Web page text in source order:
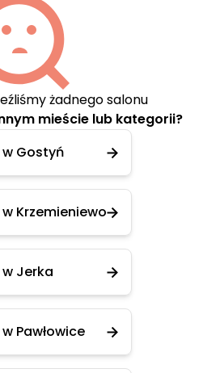
żadnego salonu
mieście lub kategorii?
Gostyń
Krzemieniewo
Jerka
Pawłowice